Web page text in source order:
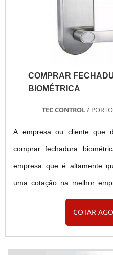
COMPRAR
BIOMÉTRICA
TEC CONTROL/
A empresa ou cliente que
comprar fechadura
empresa que é altamente
uma cotação na melhor
conhecendo a melhor
benefício.MAIS SOBRE
fechadura biométrica
COTAR